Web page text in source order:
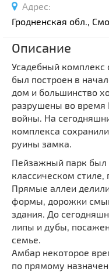
Национальные
Озера и водоемы
Памятники
Памятники
Памятники
Памятники
Памятники
Церкви
Мечети
Синагоги
Часовни
Кирхи
Кладбище
Выберите область
Выберите район
Выберите населенный
Выберите направление
Адрес:
Гродненская обл.,
Описание
Усадебный комплекс
был построен в
дом и большинство
разрушены во время
войны. На
комплекса
руины замка.
Пейзажный парк был
классическом стиле,
Прямые аллеи
формы, дорожки
здания. До
липы и дубы,
семье.
Амбар некоторое
по прямому